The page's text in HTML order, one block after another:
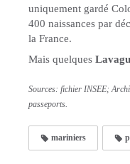
uniquement gardé
400 naissances par
la France.
Mais quelques
Sources: fichier INSEE;
passeports.
mariniers